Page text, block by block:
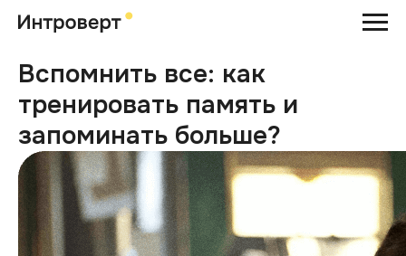
Вспомнить все: как
тренировать память и
запоминать больше?